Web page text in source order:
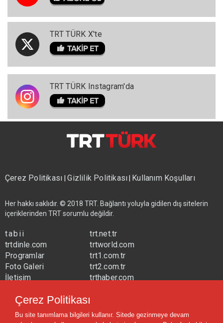
TRT TÜRK X'te
TRT TÜRK Instagram'da
Çerez Politikası|Gizlilik Politikası| Kullanım Koşulları
Her hakkı saklıdır. © 2018 TRT. Bağlantı yoluyla gidilen dış sitelerin
içeriklerinden TRT sorumlu değildir.
tabii
trtdinle.com
Programlar
Foto Galeri
İletişim
trt.net.tr
trtworld.com
trt1.com.tr
trt2.com.tr
trthaber.com
trtavaz.com.tr
trtmuzik.net.tr
Çerez Politikası
Bu site tanımlama bilgileri kullanır. Sitede gezinmeye devam